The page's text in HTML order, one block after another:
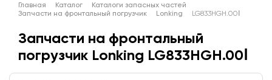
Главная Каталог
Каталоги запасных частей
Запчасти на фронтальный погрузчик
Lonking LG833HGH.00Ⅰ
Запчасти на фронтальный
погрузчик Lonking LG833HGH.00Ⅰ